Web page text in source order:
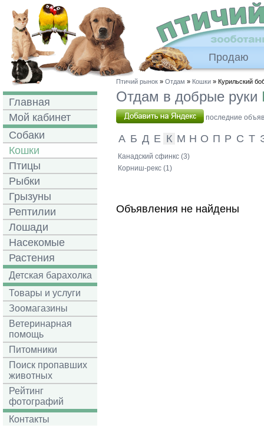
Продаю
Главная
Мой кабинет
Собаки
Кошки
Птицы
Рыбки
Грызуны
Рептилии
Лошади
Насекомые
Растения
Детская барахолка
Товары и услуги
Зоомагазины
Ветеринарная
помощь
Питомники
Поиск пропавших
животных
Рейтинг
фотографий
Контакты
Птичий рынок » Отдам » Кошки » Курильский
Отдам в добрые руки
последние
А Б Д Е К М Н О П Р С Т
Канадский сфинкс (3)
Корниш-рекс (1)
Объявления не найдены